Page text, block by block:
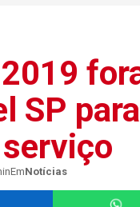
SP
EmNotícias